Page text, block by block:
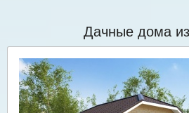
Дачные дома